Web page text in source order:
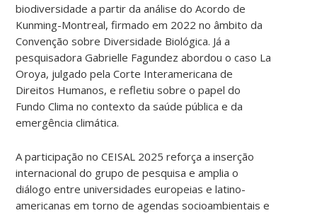
biodiversidade a partir da análise do Acordo de
Kunming-Montreal, firmado em 2022 no âmbito da
Convenção sobre Diversidade Biológica. Já a
pesquisadora Gabrielle Fagundez abordou o caso La
Oroya, julgado pela Corte Interamericana de
Direitos Humanos, e refletiu sobre o papel do
Fundo Clima no contexto da saúde pública e da
emergência climática.
A participação no CEISAL 2025 reforça a inserção
internacional do grupo de pesquisa e amplia o
diálogo entre universidades europeias e latino-
americanas em torno de agendas socioambientais e